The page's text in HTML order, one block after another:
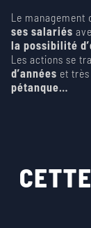
Le management
ses salariés
la possibilité
Les actions se
d’années et
pétanque…